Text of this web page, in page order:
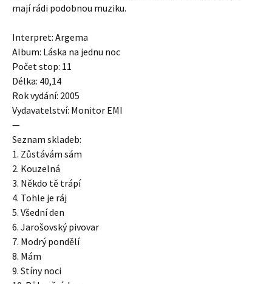
mají rádi podobnou muziku.
Interpret: Argema
Album: Láska na jednu noc
Počet stop: 11
Délka: 40,14
Rok vydání: 2005
Vydavatelství: Monitor EMI
—
Seznam skladeb:
1. Zůstávám sám
2. Kouzelná
3. Někdo tě trápí
4. Tohle je ráj
5. Všední den
6. Jarošovský pivovar
7. Modrý pondělí
8. Mám
9. Stíny noci